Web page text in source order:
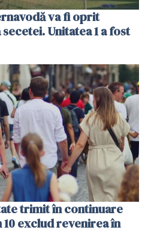
va fi oprit
Unitatea 1 a fost
trimit în continuare
10 exclud revenirea în